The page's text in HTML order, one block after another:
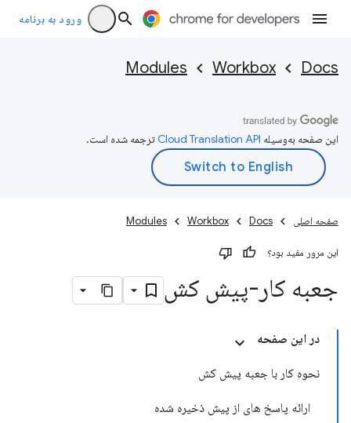
ورود به برنامه
Docs
Workbox
Modules
این صفحه به‌وسیله ترجمه شده است.
صفحه اصلی Docs
Workbox
Modules
این مرور مفید بود؟
جعبه کار-پیش کش
در این صفحه
نحوه کار با جعبه پیش کش
ارائه پاسخ های از پیش ذخیره شده